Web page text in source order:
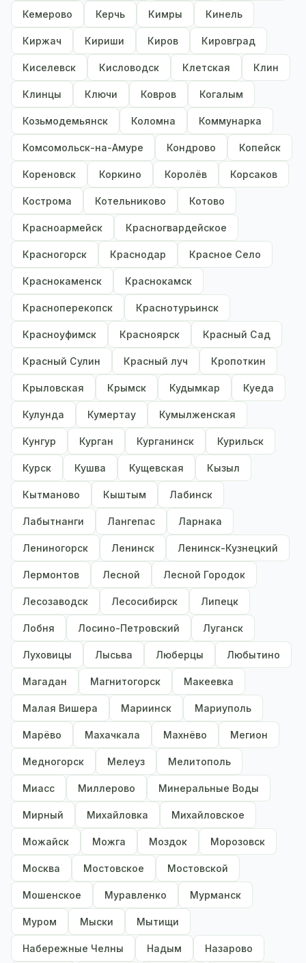
Кемерово Керчь Кимры Кинель
Киржач Кириши Киров Кировград
Киселевск Кисловодск Клетская Клин
Клинцы Ключи Ковров Когалым
Козьмодемьянск Коломна Коммунарка
Комсомольск-на-Амуре Кондрово Копейск
Кореновск Коркино Королёв Корсаков
Кострома Котельниково Котово
Красноармейск Красногвардейское
Красногорск Краснодар Красное Село
Краснокаменск Краснокамск
Красноперекопск Краснотурьинск
Красноуфимск Красноярск Красный Сад
Красный Сулин Красный луч Кропоткин
Крыловская Крымск Кудымкар Куеда
Кулунда Кумертау Кумылженская
Кунгур Курган Курганинск Курильск
Курск Кушва Кущевская Кызыл
Кытманово Кыштым Лабинск
Лабытнанги Лангепас Ларнака
Лениногорск Ленинск Ленинск-Кузнецкий
Лермонтов Лесной Лесной Городок
Лесозаводск Лесосибирск Липецк
Лобня Лосино-Петровский Луганск
Луховицы Лысьва Люберцы Любытино
Магадан Магнитогорск Макеевка
Малая Вишера Мариинск Мариуполь
Марёво Махачкала Махнёво Мегион
Медногорск Мелеуз Мелитополь
Миасс Миллерово Минеральные Воды
Мирный Михайловка Михайловское
Можайск Можга Моздок Морозовск
Москва Мостовское Мостовской
Мошенское Муравленко Мурманск
Муром Мыски Мытищи
Набережные Челны Надым Назарово